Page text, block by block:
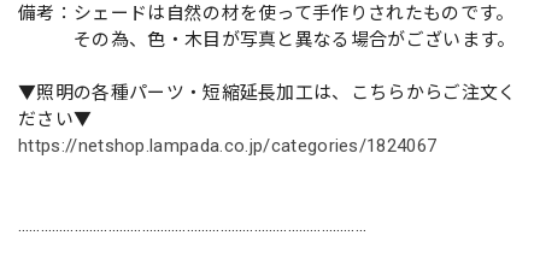
備考：シェードは自然の材を使って手作りされたものです。
その為、色・木目が写真と異なる場合がございます。
▼照明の各種パーツ・短縮延長加工は、こちらからご注文く
ださい▼
https://netshop.lampada.co.jp/categories/1824067
…………………………………………………………………………………